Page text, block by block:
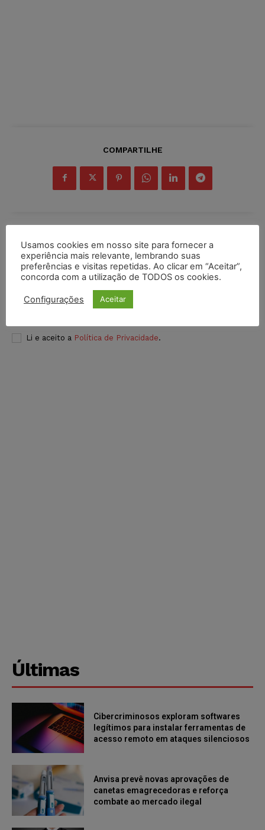
COMPARTILHE
Inscreva-se
INSCREVER
Li e aceito a Política de Privacidade.
Últimas
Cibercriminosos exploram softwares
legítimos para instalar ferramentas de
acesso remoto em ataques silenciosos
Anvisa prevê novas aprovações de
canetas emagrecedoras e reforça
combate ao mercado ilegal
Usamos cookies em nosso site para fornecer a
experiência mais relevante, lembrando suas
preferências e visitas repetidas. Ao clicar em “Aceitar”,
concorda com a utilização de TODOS os cookies.
Configurações Aceitar